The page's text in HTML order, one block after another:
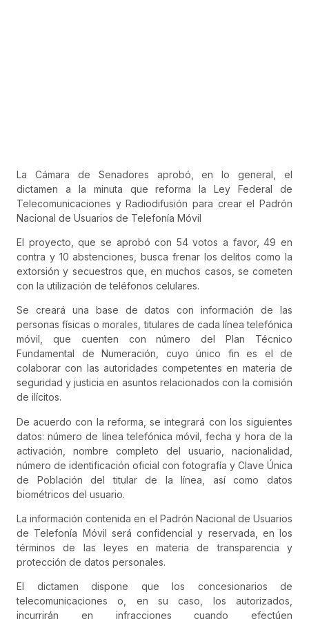
La Cámara de Senadores aprobó, en lo general, el
dictamen a la minuta que reforma la Ley Federal de
Telecomunicaciones y Radiodifusión para crear el Padrón
Nacional de Usuarios de Telefonía Móvil
El proyecto, que se aprobó con 54 votos a favor, 49 en
contra y 10 abstenciones, busca frenar los delitos como la
extorsión y secuestros que, en muchos casos, se cometen
con la utilización de teléfonos celulares.
Se creará una base de datos con información de las
personas físicas o morales, titulares de cada línea telefónica
móvil, que cuenten con número del Plan Técnico
Fundamental de Numeración, cuyo único fin es el de
colaborar con las autoridades competentes en materia de
seguridad y justicia en asuntos relacionados con la comisión
de ilícitos.
De acuerdo con la reforma, se integrará con los siguientes
datos: número de línea telefónica móvil, fecha y hora de la
activación, nombre completo del usuario, nacionalidad,
número de identificación oficial con fotografía y Clave Única
de Población del titular de la línea, así como datos
biométricos del usuario.
La información contenida en el Padrón Nacional de Usuarios
de Telefonía Móvil será confidencial y reservada, en los
términos de las leyes en materia de transparencia y
protección de datos personales.
El dictamen dispone que los concesionarios de
telecomunicaciones o, en su caso, los autorizados,
incurrirán en infracciones cuando efectúen